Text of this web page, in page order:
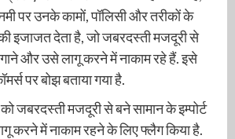
पर उनके कामों, पॉलिसी और तरीकों के
इजाजत देता है, जो जबरदस्ती मजदूरी से
और उसे लागू करने में नाकाम रहे हैं. इसे
पर बोझ बताया गया है.
जबरदस्ती मजदूरी से बने सामान के इम्पोर्ट
करने में नाकाम रहने के लिए फ्लैग किया है.